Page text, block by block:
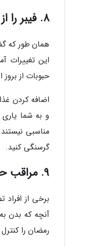
8. فیبر را از قلم نیاندازید
همان طور که
این تغییرات
حبوبات از
اضافه کردن
و به شما
مناسبی
گرسنگی کنید.
9. مراقب حجم غذای مصرفی خود باشید
برخی از
آنچه که بدن
رمضان را